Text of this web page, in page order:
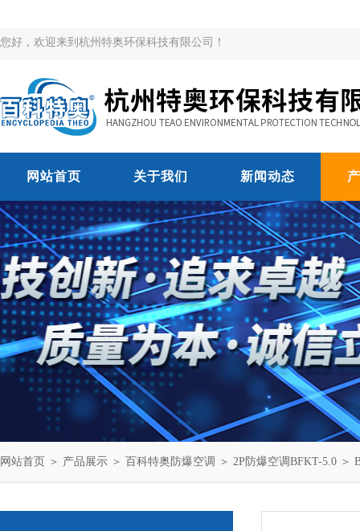
您好，欢迎来到杭州特奥环保科技有限公司！
网站首页 关于我们 新闻动态
网站首页 ＞ 产品展示 ＞ 百科特奥防爆空调 ＞ 2P防爆空调BFKT-5.0 ＞